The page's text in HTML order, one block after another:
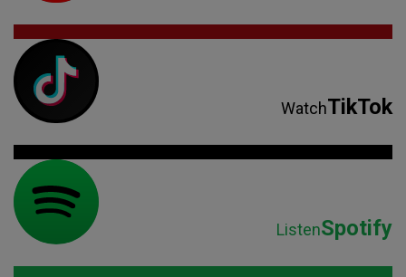
WatchTikTok
ListenSpotify